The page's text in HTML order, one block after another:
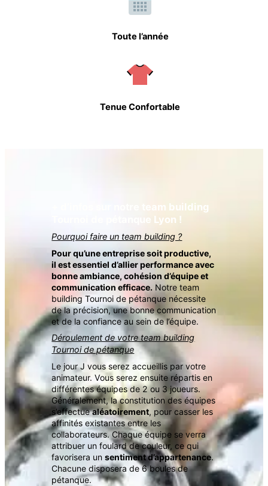
Toute l’année
Tenue Confortable
+ d’infos sur notre team building
Tournoi de pétanque Lyon !
Pourquoi faire un team building ?
Pour qu’une entreprise soit productive,
il est essentiel d’allier performance avec
bonne ambiance, cohésion d’équipe et
communication efficace. Notre team
building Tournoi de pétanque nécessite
de la précision, une bonne communication
et de la confiance au sein de l’équipe.
Déroulement de votre team building
Tournoi de pétanque
Le jour J vous serez accueillis par votre
animateur. Vous serez ensuite répartis en
différentes équipes de 2 ou 3 joueurs.
Généralement, la constitution des équipes
s’effectuealéatoirement, pour casser les
affinités existantes entre les
collaborateurs. Chaque équipe se verra
attribuer un foulard de couleur, ce qui
favorisera unsentiment d’appartenance.
Chacune disposera de 6 boules de
pétanque.